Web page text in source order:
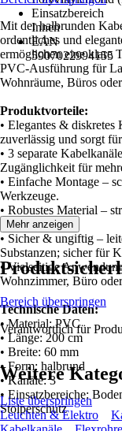
Einsatzbereich
Innen
EAN
5907022994155
Mit der halbrunden
ordentliches und
ermöglichen eine klare
PVC-Ausführung für
Wohnräume, Büros
Produktvorteile:
• Elegantes & diskretes
zuverlässig und sorgt
• 3 separate
Zugänglichkeit für
• Einfache Montage –
Werkzeuge.
• Robustes Material –
und langlebig.
• Sicher & ungiftig –
Substanzen; sicher für
• Vielseitige
Wohnzimmer, Büro
Technische Daten:
• Material: PVC
• Länge: 200 cm
• Breite: 60 mm
• Form: halbrund
• Kanäle: 3
• Einsatzbereiche:
Stolperschutz
Mehr anzeigen
Bereich überspringen
Verantwortlich für
Weitere
Liste überspringen
Leuchten & Elektro